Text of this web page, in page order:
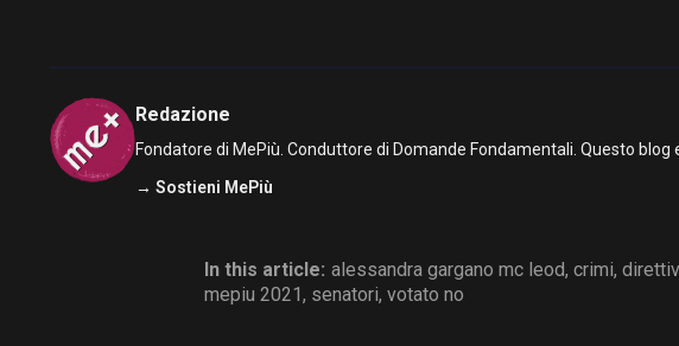
Redazione
Fondatore di MePiù. Conduttore di Domande Fondamentali. Questo blog
→ Sostieni MePiù
In this article: alessandra gargano mc leod, crimi,
mepiu 2021, senatori, votato no